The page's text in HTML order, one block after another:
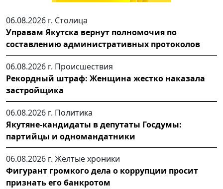
06.08.2026 г. Столица
Управам Якутска вернут полномочия по
составлению административных протоколов
06.08.2026 г. Происшествия
Рекордный штраф: Женщина жестко наказала
застройщика
06.08.2026 г. Политика
Якутяне-кандидаты в депутаты Госдумы:
партийцы и одномандатники
06.08.2026 г. Желтые хроники
Фигурант громкого дела о коррупции просит
признать его банкротом